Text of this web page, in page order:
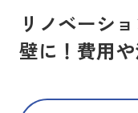
リノベーシ
壁に！費用